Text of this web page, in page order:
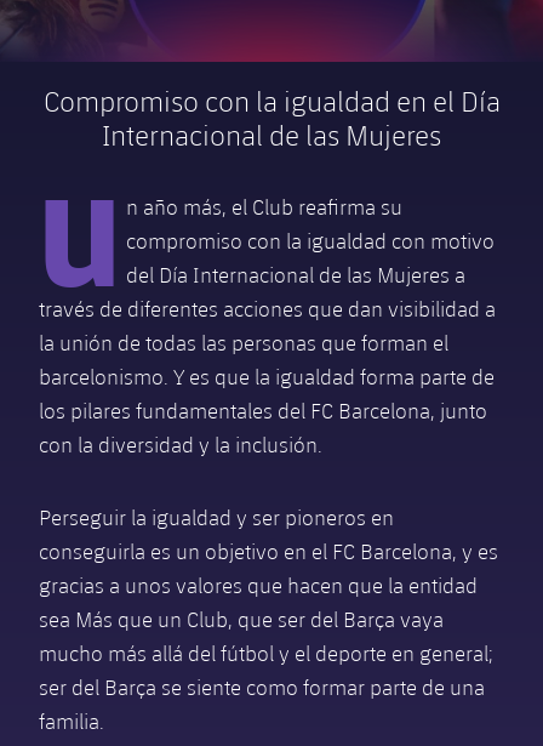
plusicon
más
Junta Directiva
Organigramas
chevron-right
label.aria.chevronright
Órganos
chevron-right
label.aria.chevronright
Documents
chevron-right
label.aria.chevronright
Comisiones y órganos
plusicon
más
Barça Academy
Más que un club
La Masia
plusicon
Década a década
Presidentes
Jugadores de leyenda
Centro de documentación
plusicon
más
Instalaciones
Calendario
Resultados
Clasificaciones
Jugadoras
Fotos
Jugadoras históricas
Actualidad
Calendario
Entradas
Resultados
Clasificaciones
Jugadores
Historia
Barça Legends
Contacto
Partidos
Noticias
Sobre Nosotros
Formativo masculino
plusicon
más
Juvenil A
Juvenil B
SUB16
SUB14
SUB13
SUB12
Actualidad
Fotos
Femenino B
Femenino C
SUB14 B
SUB13 B
SUB12 C
SUB11 C
F. Barça Genuine
Campus Verano
PLUSICON
MÁS
Primer Equipo
plusicon
más
Calendario
Entradas
Gameday Shows
Resultados
Base
Barça Atlètic
Junior
Cadete A
Campus Verano
PLUSICON
MÁS
Primer Equipo
plusicon
más
Compromiso con la igualdad en el Día
Internacional de las Mujeres
U n año más, el Club reafirma su
compromiso con la igualdad con motivo
del Día Internacional de las Mujeres a
través de diferentes acciones que dan visibilidad a
la unión de todas las personas que forman el
barcelonismo. Y es que la igualdad forma parte de
los pilares fundamentales del FC Barcelona, junto
con la diversidad y la inclusión.
Perseguir la igualdad y ser pioneros en
conseguirla es un objetivo en el FC Barcelona, y es
gracias a unos valores que hacen que la entidad
sea Más que un Club, que ser del Barça vaya
mucho más allá del fútbol y el deporte en general;
ser del Barça se siente como formar parte de una
familia.